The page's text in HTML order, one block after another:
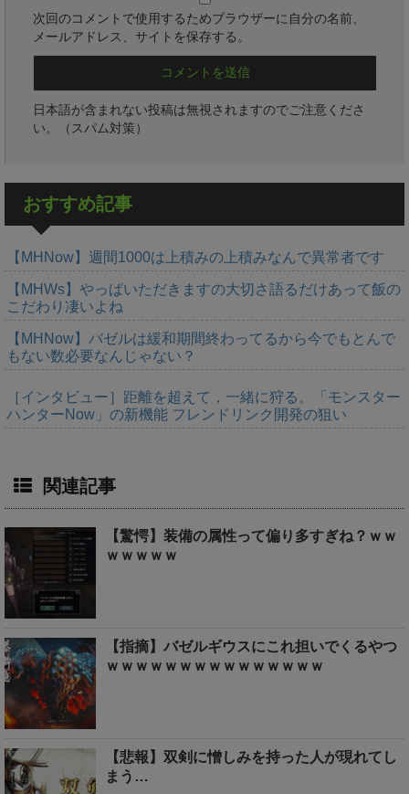
次回のコメントで使用するためブラウザーに自分の名前、
メールアドレス、サイトを保存する。
日本語が含まれない投稿は無視されますのでご注意くださ
い。（スパム対策）
おすすめ記事
【MHNow】週間1000は上積みの上積みなんで異常者です
【MHWs】やっぱいただきますの大切さ語るだけあって飯の
こだわり凄いよね
【MHNow】バゼルは緩和期間終わってるから今でもとんで
もない数必要なんじゃない？
［インタビュー］距離を超えて，一緒に狩る。「モンスター
ハンターNow」の新機能 フレンドリンク開発の狙い
関連記事
【驚愕】装備の属性って偏り多すぎね？ｗｗ
ｗｗｗｗｗ
【指摘】バゼルギウスにこれ担いでくるやつ
ｗｗｗｗｗｗｗｗｗｗｗｗｗｗｗ
【悲報】双剣に憎しみを持った人が現れてし
まう…